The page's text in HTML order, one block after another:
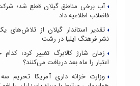
آب برخی مناطق گیلان قطع شد؛
فاضلاب اطلاعیه داد
تقدیر استاندار گیلان از تلاش‌های
نشر فرهنگ ایلیا در رشت
زمان شارژ کالابرگ تغییر کرد؛ کدام
اعتبار را ماه بعد دریافت می‌کنند؟
وزارت خزانه داری آمریکا تحریم